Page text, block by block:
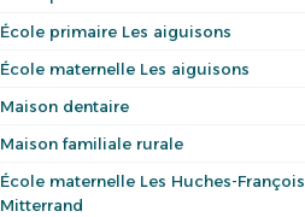
École primaire Les aiguisons
École maternelle Les aiguisons
Maison dentaire
Maison familiale rurale
École maternelle Les Huches-François
Mitterrand